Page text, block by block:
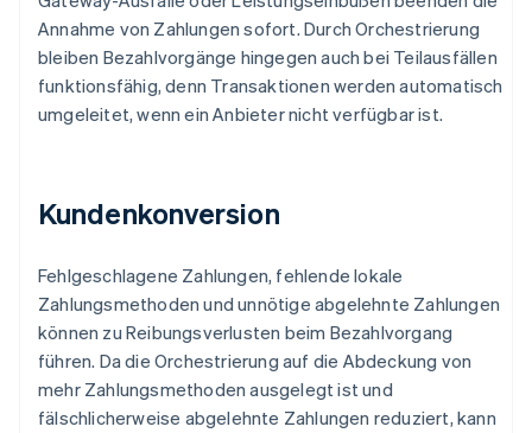
Annahme von Zahlungen sofort. Durch Orchestrierung
bleiben Bezahlvorgänge hingegen auch bei Teilausfällen
funktionsfähig, denn Transaktionen werden automatisch
umgeleitet, wenn ein Anbieter nicht verfügbar ist.
Kundenkonversion
Fehlgeschlagene Zahlungen, fehlende lokale
Zahlungsmethoden und unnötige abgelehnte Zahlungen
können zu Reibungsverlusten beim Bezahlvorgang
führen. Da die Orchestrierung auf die Abdeckung von
mehr Zahlungsmethoden ausgelegt ist und
fälschlicherweise abgelehnte Zahlungen reduziert, kann